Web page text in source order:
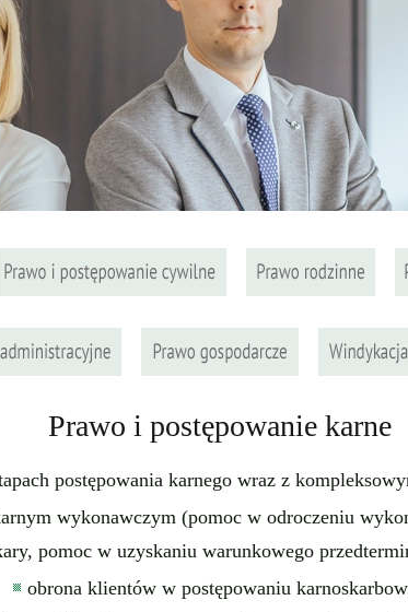
Prawo i postępowanie karne
postępowania karnego wraz z
wykonawczym (pomoc w odroczeniu
pomoc w uzyskaniu warunkowego
obrona klientów w postępowaniu